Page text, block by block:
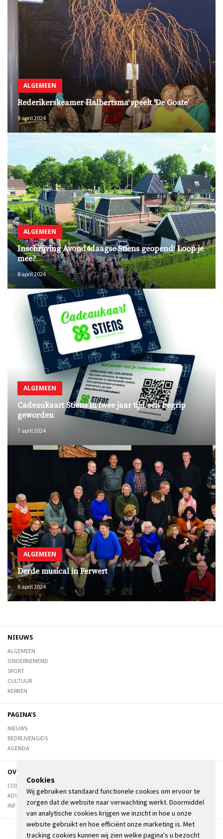
ALGEMEEN
Rederikerskeamer Halbertsma speelt 'De Goate'
9 april 2024
ALGEMEEN
Inschrijving Avond4daagse Stiens geopend! Loop je
mee?
8 april 2024
ALGEMEEN
Cadeaukaart Stiens in twee jaar tijd een begrip
geworden
7 april 2024
ALGEMEEN
Derde musical in Ferwert
6 april 2024
NIEUWS
ALGEMEEN
ONDERNEMEND
SPORT
CULTUUR
KERKEN
PAGINA'S
NIEUWS
BEDRIJVENGIDS
AGENDA
OVER DE STIENSER
CONTACT
ADVERTEREN
INFORMATIE
Cookies
Wij gebruiken standaard functionele cookies om ervoor te
zorgen dat de website naar verwachting werkt. Doormiddel
van analytische cookies krijgen we inzicht in hoe u onze
website gebruikt en hoe efficiënt onze marketing is. Met
tracking cookies kunnen wij zien welke pagina's u bezocht